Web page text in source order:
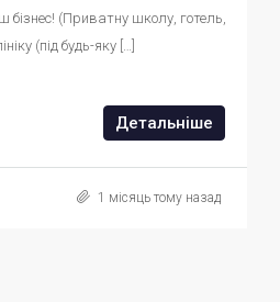
бізнес! (Приватну школу, готель,
(під будь-яку […]
Детальніше
1 місяць тому назад